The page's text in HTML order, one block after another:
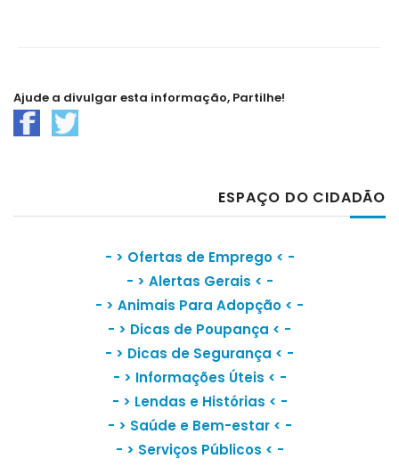
Ajude a divulgar esta informação, Partilhe!
ESPAÇO DO CIDADÃO
- > Ofertas de Emprego< -
- > Alertas Gerais < -
- > Animais Para Adopção < -
- > Dicas de Poupança < -
- > Dicas de Segurança < -
- > Informações Úteis < -
- > Lendas e Histórias < -
- > Saúde e Bem-estar< -
- > Serviços Públicos < -